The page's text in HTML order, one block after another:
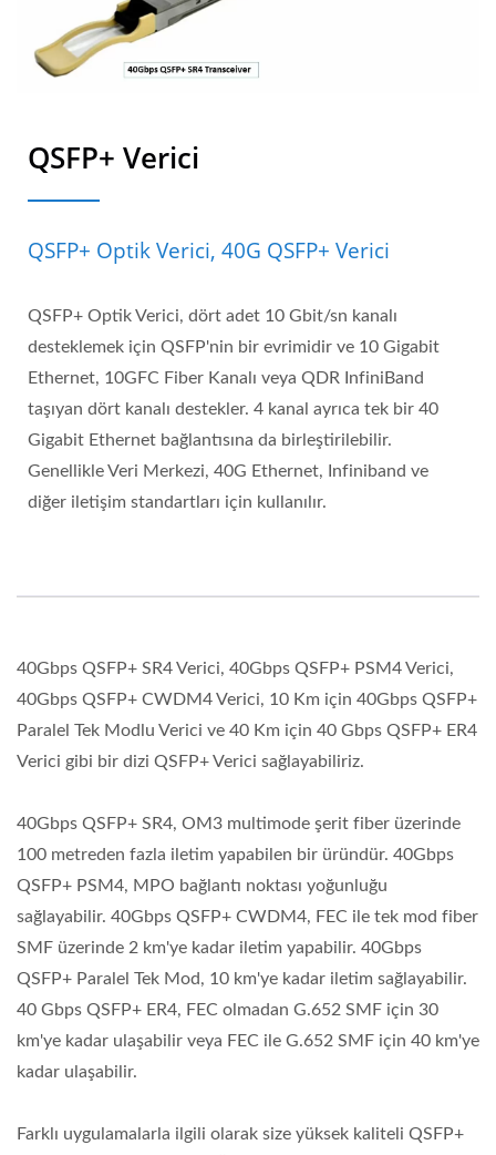
QSFP+ Verici
QSFP+ Optik Verici, 40G QSFP+ Verici
QSFP+ Optik Verici, dört adet 10 Gbit/sn kanalı
desteklemek için QSFP'nin bir evrimidir ve 10 Gigabit
Ethernet, 10GFC Fiber Kanalı veya QDR InfiniBand
taşıyan dört kanalı destekler. 4 kanal ayrıca tek bir 40
Gigabit Ethernet bağlantısına da birleştirilebilir.
Genellikle Veri Merkezi, 40G Ethernet, Infiniband ve
diğer iletişim standartları için kullanılır.
40Gbps QSFP+ SR4 Verici, 40Gbps QSFP+ PSM4 Verici,
40Gbps QSFP+ CWDM4 Verici, 10 Km için 40Gbps QSFP+
Paralel Tek Modlu Verici ve 40 Km için 40 Gbps QSFP+ ER4
Verici gibi bir dizi QSFP+ Verici sağlayabiliriz.
40Gbps QSFP+ SR4, OM3 multimode şerit fiber üzerinde
100 metreden fazla iletim yapabilen bir üründür. 40Gbps
QSFP+ PSM4, MPO bağlantı noktası yoğunluğu
sağlayabilir. 40Gbps QSFP+ CWDM4, FEC ile tek mod fiber
SMF üzerinde 2 km'ye kadar iletim yapabilir. 40Gbps
QSFP+ Paralel Tek Mod, 10 km'ye kadar iletim sağlayabilir.
40 Gbps QSFP+ ER4, FEC olmadan G.652 SMF için 30
km'ye kadar ulaşabilir veya FEC ile G.652 SMF için 40 km'ye
kadar ulaşabilir.
Farklı uygulamalarla ilgili olarak size yüksek kaliteli QSFP+